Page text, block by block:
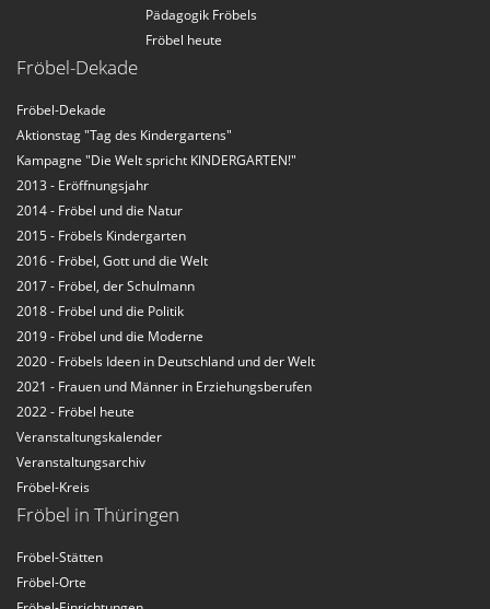
Pädagogik Fröbels
Fröbel heute
Fröbel-Dekade
Fröbel-Dekade
Aktionstag "Tag des Kindergartens"
Kampagne "Die Welt spricht KINDERGARTEN!"
2013 - Eröffnungsjahr
2014 - Fröbel und die Natur
2015 - Fröbels Kindergarten
2016 - Fröbel, Gott und die Welt
2017 - Fröbel, der Schulmann
2018 - Fröbel und die Politik
2019 - Fröbel und die Moderne
2020 - Fröbels Ideen in Deutschland und der Welt
2021 - Frauen und Männer in Erziehungsberufen
2022 - Fröbel heute
Veranstaltungskalender
Veranstaltungsarchiv
Fröbel-Kreis
Fröbel in Thüringen
Fröbel-Stätten
Fröbel-Orte